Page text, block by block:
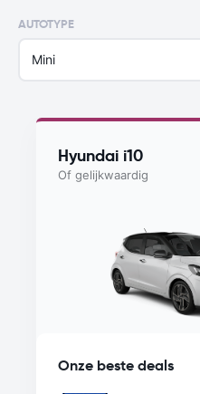
AUTOTYPE
Mini
Hyundai i10
Of gelijkwaardig
Onze beste deals